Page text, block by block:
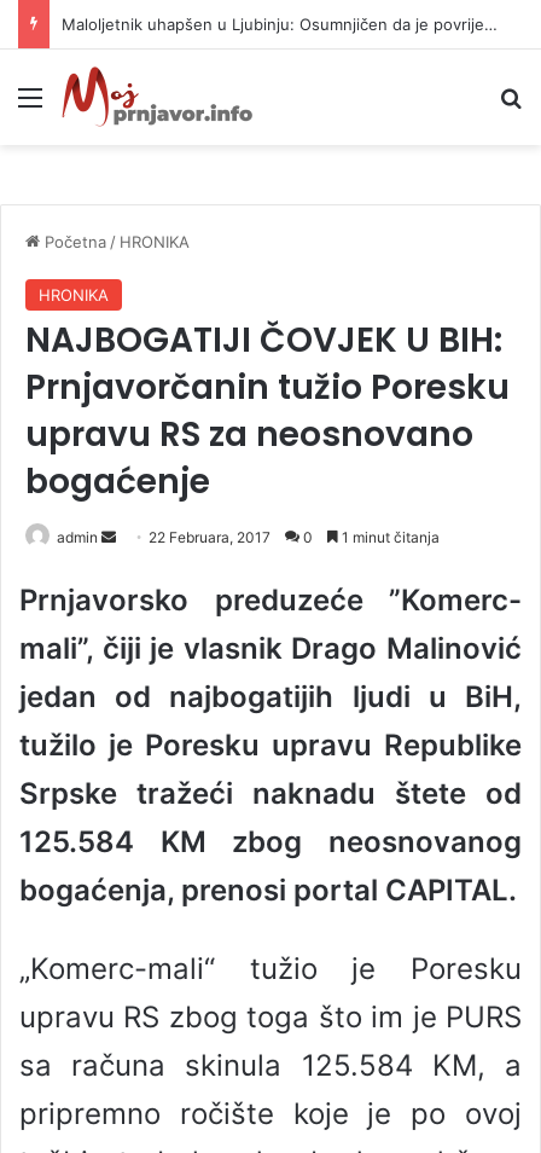
Maloljetnik uhapšen u Ljubinju: Osumnjičen da je povrijedio policajca i oštetio vrata stanice
Meni
Početna / HRONIKA
HRONIKA
NAJBOGATIJI ČOVJEK U BIH:
Prnjavorčanin tužio Poresku
upravu RS za neosnovano
bogaćenje
admin
n
a
e
m
i
22 Februara, 2017 0 1 minut čitanja
Prnjavorsko preduzeće ”Komerc-
mali”, čiji je vlasnik Drago Malinović
jedan od najbogatijih ljudi u BiH,
tužilo je Poresku upravu Republike
Srpske tražeći naknadu štete od
125.584 KM zbog neosnovanog
bogaćenja, prenosi portal CAPITAL.
„Komerc-mali“ tužio je Poresku
upravu RS zbog toga što im je PURS
sa računa skinula 125.584 KM, a
pripremno ročište koje je po ovoj